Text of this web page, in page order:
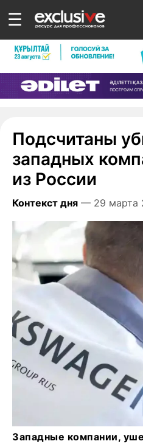
☰
Подсчитаны
западных
из России
Контекст дня — 29 марта
Западные компании,